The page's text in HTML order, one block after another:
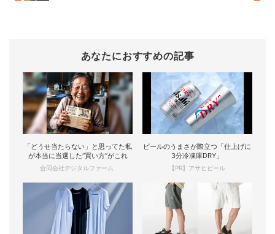
あなたにおすすめの記事
「どうせ当たらない」と思ってた私
が本当に当選した“買い方”がこれ
合同会社デジタルファーム
ビールのうまさが際立つ「仕上げに
3分冷凍庫DRY」
【PR】アサヒビール